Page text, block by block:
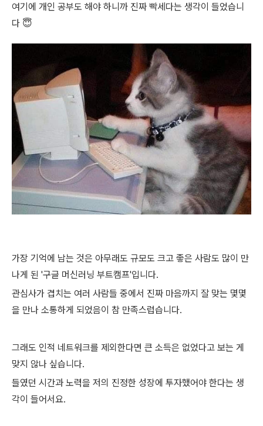
여기에 개인 공부도 해야 하니까 진짜 빡세다는 생각이 들었습니
다 😇
가장 기억에 남는 것은 아무래도 규모도 크고 좋은 사람도 많이 만
나게 된 '구글 머신러닝 부트캠프'입니다.
관심사가 겹치는 여러 사람들 중에서 진짜 마음까지 잘 맞는 몇몇
을 만나 소통하게 되었음이 참 만족스럽습니다.
그래도 인적 네트워크를 제외한다면 큰 소득은 없었다고 보는 게
맞지 않나 싶습니다.
들였던 시간과 노력을 저의 진정한 성장에 투자했어야 한다는 생
각이 들어서요.